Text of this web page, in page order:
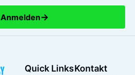
Anmelden→
Quick LinksKontakt